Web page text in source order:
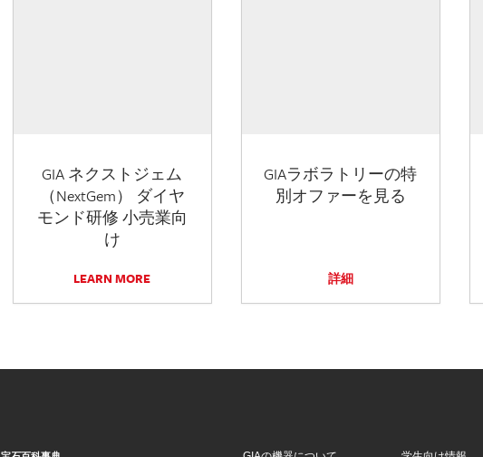
GIA ネクストジェム
（NextGem） ダイヤ
モンド研修 小売業向
け
LEARN MORE
GIAラボラトリーの特
別オファーを見る
詳細